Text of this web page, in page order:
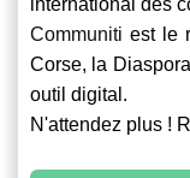
international des
Communiti est le
Corse, la
outil digital.
N'attendez plus !